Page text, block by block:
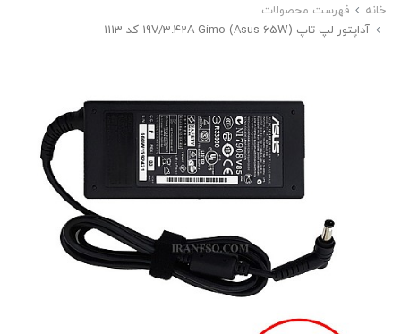
خانه
فهرست محصولات
آداپتور لپ تاپ (Asus 65W) 19V/3.42A Gimo کد 1113